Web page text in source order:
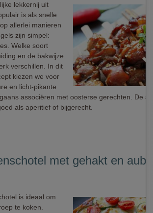
lekkernij uit
is als snelle
allerlei manieren
zijn simpel:
Welke soort
en de bakwijze
verschillen. In dit
kiezen we voor
en licht-pikante
associëren met oosterse gerechten. De
als aperitief of bijgerecht.
met gehakt en
is ideaal om
te koken.